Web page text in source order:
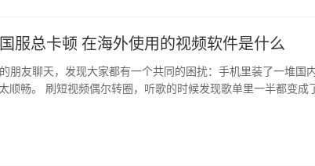
服总卡顿 在海外使用的视频软件是什么
朋友聊天，发现大家都有一个共同的困扰：手机里装了一堆国
单里一半都变成了灰
台几乎没有差评。···